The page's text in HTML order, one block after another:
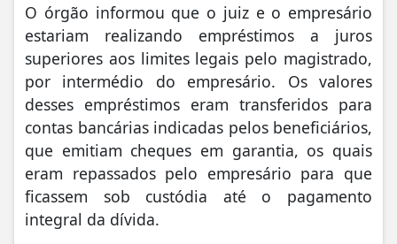
O órgão informou que o juiz e o empresário
estariam realizando empréstimos a juros
superiores aos limites legais pelo magistrado,
por intermédio do empresário. Os valores
desses empréstimos eram transferidos para
contas bancárias indicadas pelos beneficiários,
que emitiam cheques em garantia, os quais
eram repassados pelo empresário para que
ficassem sob custódia até o pagamento
integral da dívida.